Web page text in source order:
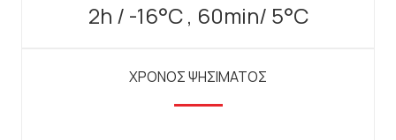
2h / -16°C , 60min/ 5°C
ΧΡΟΝΟΣ ΨΗΣΙΜΑΤΟΣ